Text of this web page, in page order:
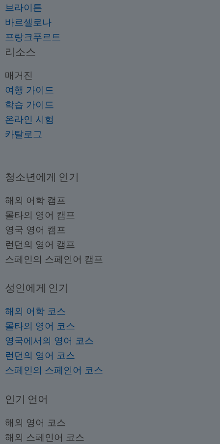
브라이튼
바르셀로나
프랑크푸르트
리소스
매거진
여행 가이드
학습 가이드
온라인 시험
카탈로그
청소년에게 인기
해외 어학 캠프
몰타의 영어 캠프
영국 영어 캠프
런던의 영어 캠프
스페인의 스페인어 캠프
성인에게 인기
해외 어학 코스
몰타의 영어 코스
영국에서의 영어 코스
런던의 영어 코스
스페인의 스페인어 코스
인기 언어
해외 영어 코스
해외 스페인어 코스